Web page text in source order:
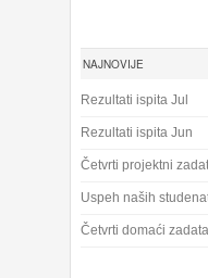
NAJNOVIJE
Rezultati ispita Jul
Rezultati ispita Jun
Četvrti projektni
Uspeh naših
Četvrti domaći